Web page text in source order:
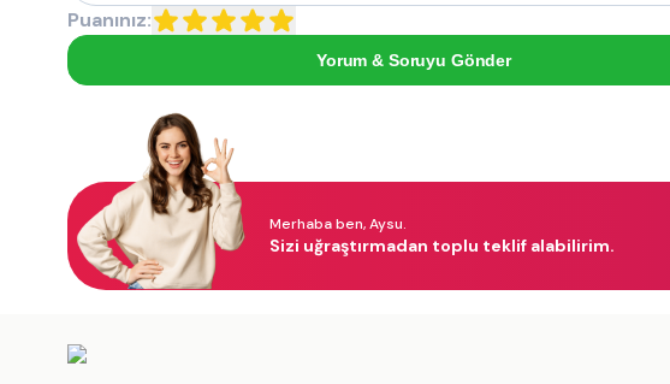
Puanınız:
Yorum & Soruyu Gönder
Merhaba ben, Aysu.
Sizi uğraştırmadan toplu teklif alabilirim.